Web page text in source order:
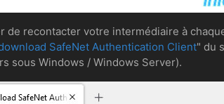
de recontacter votre intermédiaire à
SafeNet Authentication Client" du
sous Windows / Windows Server).